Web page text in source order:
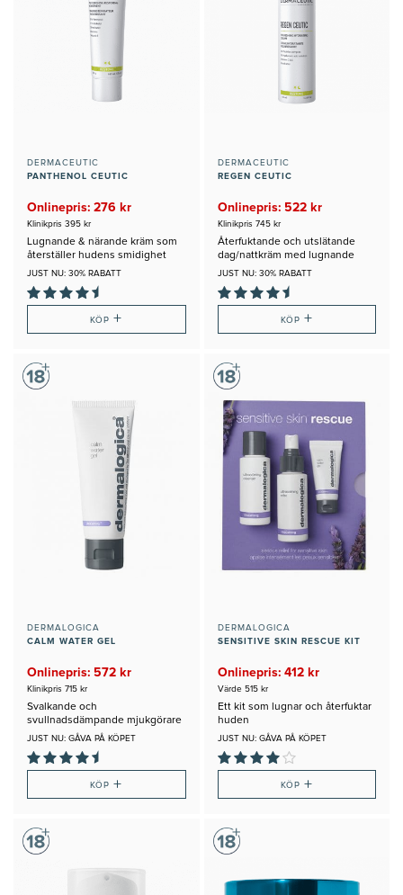
DERMACEUTIC
PANTHENOL CEUTIC
Onlinepris: 276 kr
Klinikpris 395 kr
Lugnande & närande kräm som
återställer hudens smidighet
JUST NU: 30% RABATT
KÖP+
DERMACEUTIC
REGEN CEUTIC
Onlinepris: 522 kr
Klinikpris 745 kr
Återfuktande och utslätande
dag/nattkräm med lugnande
egenskaper
JUST NU: 30% RABATT
KÖP +
DERMALOGICA
CALM WATER GEL
Onlinepris: 572 kr
Klinikpris 715 kr
Svalkande och
svullnadsdämpande mjukgörare
för känslig hud
JUST NU: GÅVA PÅ KÖPET
KÖP+
DERMALOGICA
SENSITIVE SKIN RESCUE KIT
Onlinepris: 412 kr
Värde 515 kr
Ett kit som lugnar och återfuktar
huden
JUST NU: GÅVA PÅ KÖPET
KÖP +